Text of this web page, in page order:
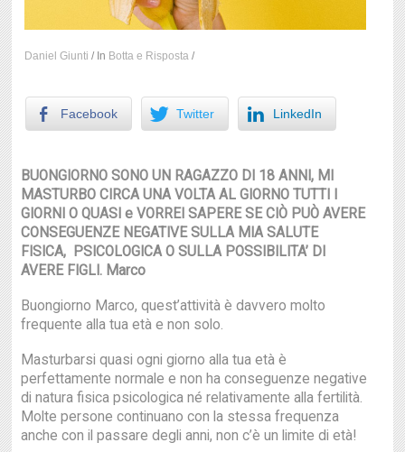
Daniel Giunti / In Botta e Risposta /
Facebook Twitter LinkedIn
BUONGIORNO SONO UN RAGAZZO DI 18 ANNI, MI
MASTURBO CIRCA UNA VOLTA AL GIORNO TUTTI I
GIORNI O QUASI e VORREI SAPERE SE CIÒ PUÒ AVERE
CONSEGUENZE NEGATIVE SULLA MIA SALUTE
FISICA, PSICOLOGICA O SULLA POSSIBILITA’ DI
AVERE FIGLI. Marco
Buongiorno Marco, quest’attività è davvero molto
frequente alla tua età e non solo.
Masturbarsi quasi ogni giorno alla tua età è
perfettamente normale e non ha conseguenze negative
di natura fisica psicologica né relativamente alla fertilità.
Molte persone continuano con la stessa frequenza
anche con il passare degli anni, non c’è un limite di età!